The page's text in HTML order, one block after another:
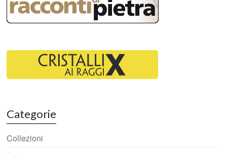
Categorie
Collezioni